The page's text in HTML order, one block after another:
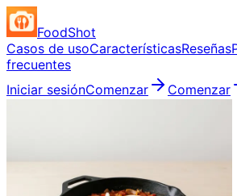
FoodShot
Casos de usoCaracterísticasReseñas
frecuentes
Iniciar sesiónComenzar Comenzar